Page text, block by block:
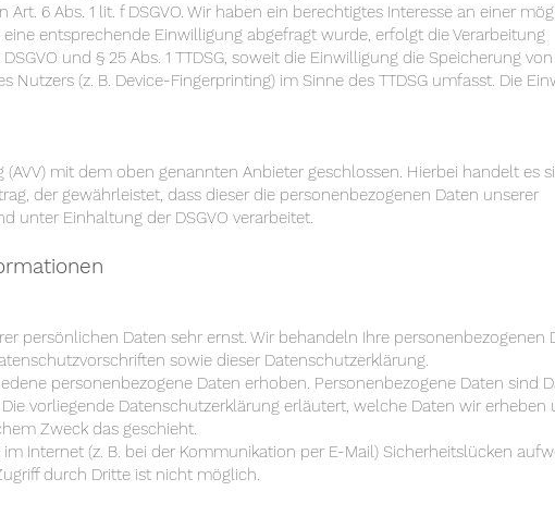
6 Abs. 1 lit. f DSGVO. Wir haben ein berechtigtes Interesse an einer
entsprechende Einwilligung abgefragt wurde, erfolgt die Verarbeitung
und § 25 Abs. 1 TTDSG, soweit die Einwilligung die Speicherung
(z. B. Device-Fingerprinting) im Sinne des TTDSG umfasst. Die
mit dem oben genannten Anbieter geschlossen. Hierbei handelt es
der gewährleistet, dass dieser die personenbezogenen Daten unserer
unter Einhaltung der DSGVO verarbeitet.
persönlichen Daten sehr ernst. Wir behandeln Ihre personenbezogenen
sowie dieser Datenschutzerklärung.
personenbezogene Daten erhoben. Personenbezogene Daten sind
vorliegende Datenschutzerklärung erläutert, welche Daten wir
Zweck das geschieht.
Internet (z. B. bei der Kommunikation per E-Mail) Sicherheitslücken
durch Dritte ist nicht möglich.